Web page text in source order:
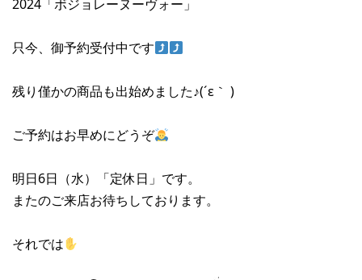
2024「ボジョレーヌーヴォー」
只今、御予約受付中です
残り僅かの商品も出始めました♪(´ε｀ )
ご予約はお早めにどうぞ
明日6日（水）「定休日」です。
またのご来店お待ちしております。
それでは